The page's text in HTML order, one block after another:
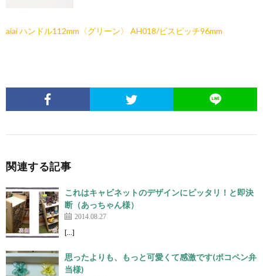
aiai ハンドル112mm〈グリーン〉 AH018/ビスピッチ96mm
関連する記事
これはキャビネットのデザインにピッタリ！と即決
断（あっちゃん様）
2014.08.27
[…]
思ったよりも、もっと可愛くて感激です(ポコペン弁
当様)